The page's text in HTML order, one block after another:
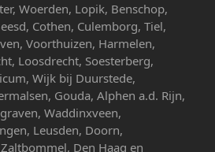
Woerden, Lopik, Benschop,
Cothen, Culemborg, Tiel,
Voorthuizen, Harmelen,
Loosdrecht, Soesterberg,
Wijk bij Duurstede,
Gouda, Alphen a.d. Rijn,
Waddinxveen,
Leusden, Doorn,
Den Haag en